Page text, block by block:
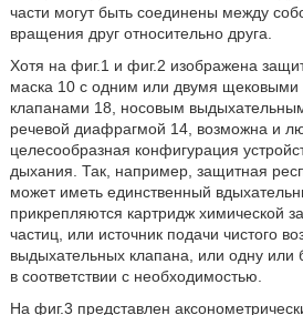
части могут быть соединены между
вращения друг относительно друга.
Хотя на фиг.1 и фиг.2 изображена
маска 10 с одним или двумя щековыми
клапанами 18, носовым
речевой диафрагмой 14, возможна и
целесообразная конфигурация
дыхания. Так, например, защитная
может иметь единственный
прикрепляются картридж химической
частиц, или источник подачи чистого
выдыхательных клапана, или одну или
в соответствии с необходимостью.
На фиг.3 представлен